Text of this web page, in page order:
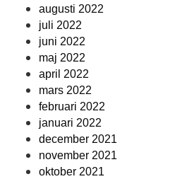
augusti 2022
juli 2022
juni 2022
maj 2022
april 2022
mars 2022
februari 2022
januari 2022
december 2021
november 2021
oktober 2021